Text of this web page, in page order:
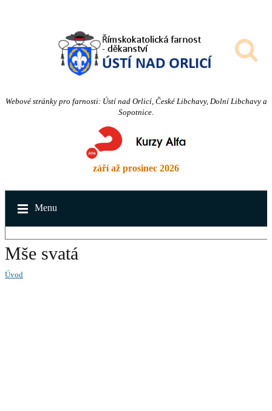
Webové stránky pro farnosti: Ústí nad Orlicí, České Libchavy, Dolní Libchavy a
Sopotnice.
září až prosinec 2026
Menu
Mše svatá
Úvod